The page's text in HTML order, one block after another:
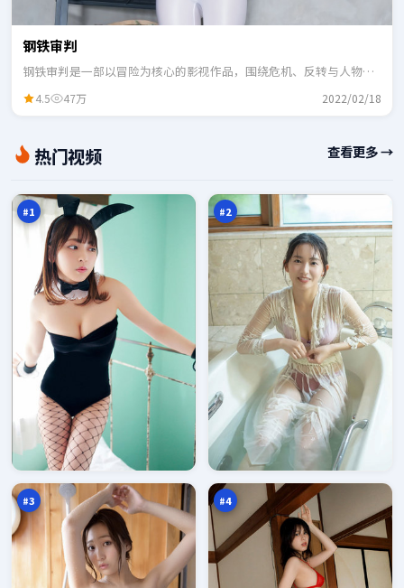
钢铁审判
钢铁审判是一部以冒险为核心的影视作品，围绕危机、反转与人物成
4.5 47万 2022/02/18
热门视频 查看更多 →
#1
境
降 98
#2
#3
十
字
口
万
#4
东
篱
猎
局
97
万